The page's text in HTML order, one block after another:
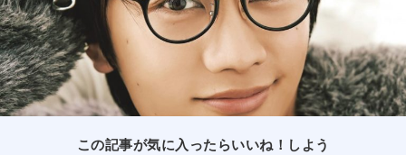
この記事が気に入ったらいいね！しよう